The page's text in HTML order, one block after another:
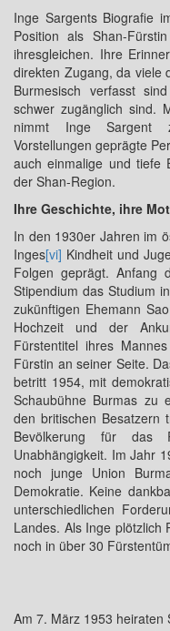
Inge Sargents Biografie
Position als Shan-
ihresgleichen. Ihre
direkten Zugang, da viele
Burmesisch verfasst
schwer zugänglich sind.
nimmt Inge Sargent
Vorstellungen geprägte
auch einmalige und tiefe
der Shan-Region.
Ihre Geschichte, ihre
In den 1930er Jahren im
Inges[vi] Kindheit und
Folgen geprägt. Anfang
Stipendium das Studium
zukünftigen Ehemann
Hochzeit und der
Fürstentitel ihres
Fürstin an seiner Seite.
betritt 1954, mit
Schaubühne Burmas zu
den britischen Besatzern
Bevölkerung für das
Unabhängigkeit. Im Jahr
noch junge Union
Demokratie. Keine
unterschiedlichen
Landes. Als Inge plötzlich
noch in über 30
Am 7. März 1953 heiraten